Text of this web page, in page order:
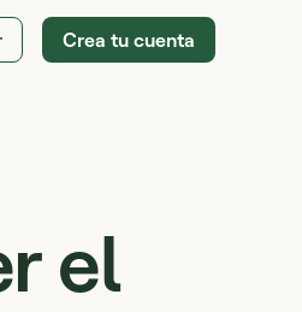
Crea tu cuenta
el